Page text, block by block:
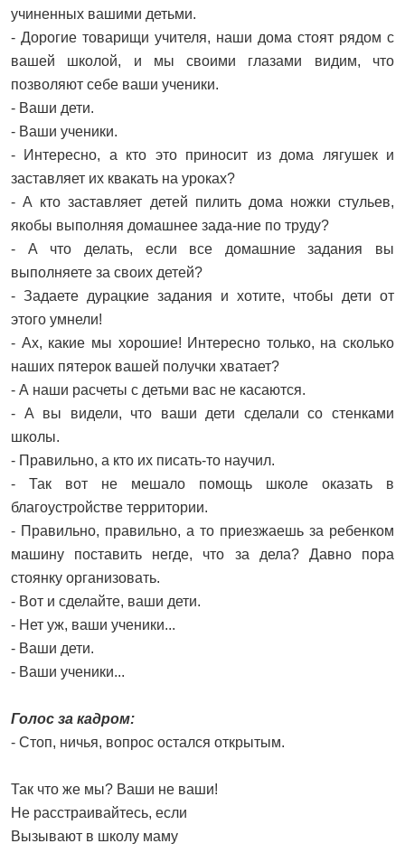
учиненных вашими детьми.
- Дорогие товарищи учителя, наши дома стоят рядом с
вашей школой, и мы своими глазами видим, что
позволяют себе ваши ученики.
- Ваши дети.
- Ваши ученики.
- Интересно, а кто это приносит из дома лягушек и
заставляет их квакать на уроках?
- А кто заставляет детей пилить дома ножки стульев,
якобы выполняя домашнее зада-ние по труду?
- А что делать, если все домашние задания вы
выполняете за своих детей?
- Задаете дурацкие задания и хотите, чтобы дети от
этого умнели!
- Ах, какие мы хорошие! Интересно только, на сколько
наших пятерок вашей получки хватает?
- А наши расчеты с детьми вас не касаются.
- А вы видели, что ваши дети сделали со стенками
школы.
- Правильно, а кто их писать-то научил.
- Так вот не мешало помощь школе оказать в
благоустройстве территории.
- Правильно, правильно, а то приезжаешь за ребенком
машину поставить негде, что за дела? Давно пора
стоянку организовать.
- Вот и сделайте, ваши дети.
- Нет уж, ваши ученики...
- Ваши дети.
- Ваши ученики...
Голос за кадром:
- Стоп, ничья, вопрос остался открытым.
Так что же мы? Ваши не ваши!
Не расстраивайтесь, если
Вызывают в школу маму